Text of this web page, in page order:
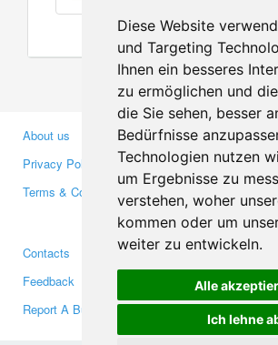
Diese Website
und Targeting
Ihnen ein besseres
zu ermöglichen und
die Sie sehen, besser
Bedürfnisse
Technologien nutzen
um Ergebnisse zu
verstehen, woher
kommen oder um
weiter zu entwickeln.
Alle
Ich lehne
About us
Privacy Policy
Terms & Conditions
Business
Investors
Media
Contacts
Feedback
Report A Bug
Facebook
Twitter
YouTube
Google+